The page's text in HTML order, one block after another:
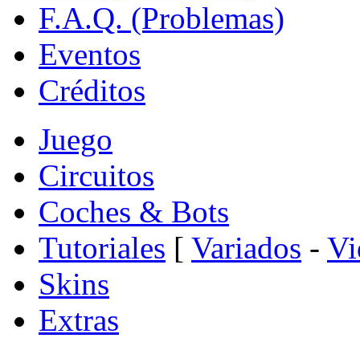
F.A.Q. (Problemas)
Eventos
Créditos
Juego
Circuitos
Coches & Bots
Tutoriales [ Variados -
Skins
Extras